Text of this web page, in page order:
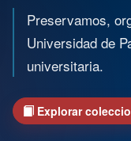
Preservamos,
Universidad de
universitaria.
Explorar